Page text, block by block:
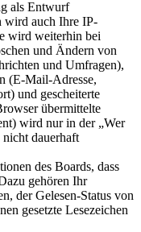
als Entwurf
wird auch Ihre IP-
wird weiterhin bei
und Ändern von
und Umfragen),
(E-Mail-Adresse,
und gescheiterte
übermittelte
wird nur in der „Wer
dauerhaft
des Boards, dass
gehören Ihr
der Gelesen-Status von
gesetzte Lesezeichen